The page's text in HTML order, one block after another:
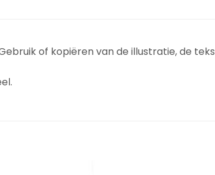
of kopiëren van de illustratie, de